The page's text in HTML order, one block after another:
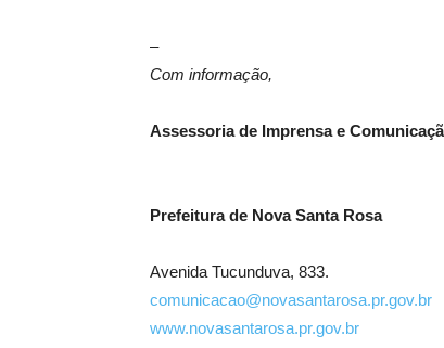
–
Com informação,
Assessoria de Imprensa e
Prefeitura de Nova Santa Rosa
Avenida Tucunduva, 833.
comunicacao@novasantarosa.pr.gov.br
www.novasantarosa.pr.gov.br